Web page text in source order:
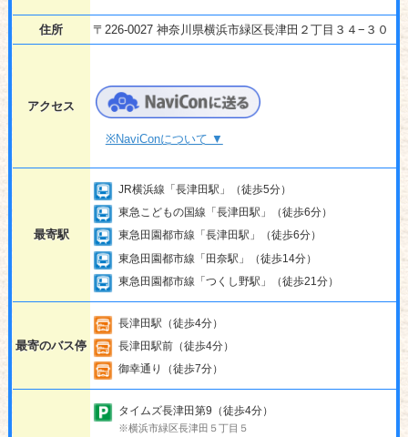
住所 〒226-0027 神奈川県横浜市緑区長津田２丁目３４−３０
アクセス
※NaviConについて ▼
最寄駅
JR横浜線「長津田駅」（徒歩5分）
東急こどもの国線「長津田駅」（徒歩6分）
東急田園都市線「長津田駅」（徒歩6分）
東急田園都市線「田奈駅」（徒歩14分）
東急田園都市線「つくし野駅」（徒歩21分）
最寄のバス停
長津田駅（徒歩4分）
長津田駅前（徒歩4分）
御幸通り（徒歩7分）
タイムズ長津田第9（徒歩4分）
※横浜市緑区長津田５丁目５